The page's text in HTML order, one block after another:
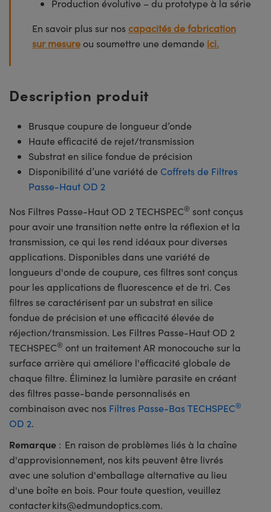
Production évolutive – du prototype à la série
En savoir plus sur nos capacités de fabrication
sur mesure ou soumettre une demande ici.
Description produit
Brusque coupure de longueur d’onde
Haute efficacité de rejet/transmission
Substrat en silice fondue de précision
Disponibilité d’une variété de Coffrets de Filtres
Passe-Haut OD 2
Nos Filtres Passe-Haut OD 2 TECHSPEC® sont conçus
pour avoir une transition nette entre la réflexion et la
transmission, ce qui les rend idéaux pour diverses
applications. Disponibles dans une variété de
longueurs d'onde de coupure, ces filtres sont conçus
pour les applications de fluorescence et de tri. Ces
filtres se caractérisent par un substrat en silice
fondue de précision et une efficacité élevée de
réjection/transmission. Les Filtres Passe-Haut OD 2
TECHSPEC® ont un traitement AR monocouche sur la
surface arrière qui améliore l'efficacité globale de
chaque filtre. Éliminez la lumière parasite en créant
des filtres passe-bande personnalisés en
combinaison avec nos Filtres Passe-Bas TECHSPEC®
OD 2.
Remarque : En raison de problèmes liés à la chaîne
d'approvisionnement, nos kits peuvent être livrés
avec une solution d'emballage alternative au lieu
d'une boîte en bois. Pour toute question, veuillez
contacterkits@edmundoptics.com.